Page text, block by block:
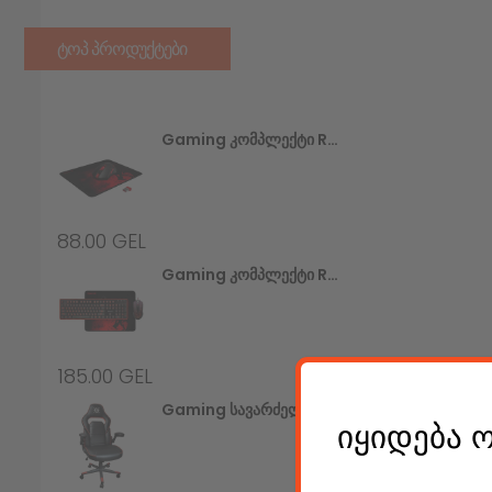
ᲢᲝᲞ ᲞᲠᲝᲓᲣᲥᲢᲔᲑᲘ
Gaming Კომპლექტი Redragon M601WL-BA (უსადენო Მაუსი+მაუსპადი)
88.00 GEL
Gaming Კომპლექტი Redragon S107 (კლავიატურა+მაუსი+მაუსპადი)
185.00 GEL
Gaming Სავარძელი Defender Corsair CL-361, Red/black,PU,50mm
იყიდება